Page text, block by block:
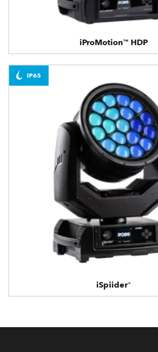
iProMotion™ HDP
iSpiider®
IP65